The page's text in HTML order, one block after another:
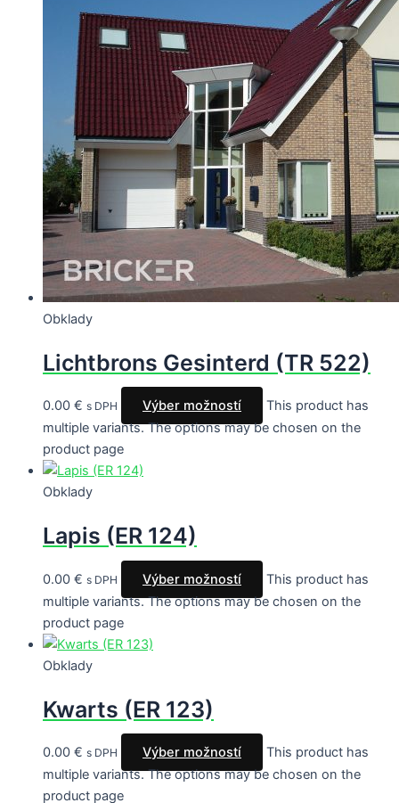
Obklady
Lichtbrons Gesinterd (TR 522)
0.00 € s DPH Výber možností
This product has
multiple variants. The options may be chosen on the
product page
Obklady
Lapis (ER 124)
0.00 € s DPH Výber možností
This product has
multiple variants. The options may be chosen on the
product page
Obklady
Kwarts (ER 123)
0.00 € s DPH Výber možností
This product has
multiple variants. The options may be chosen on the
product page